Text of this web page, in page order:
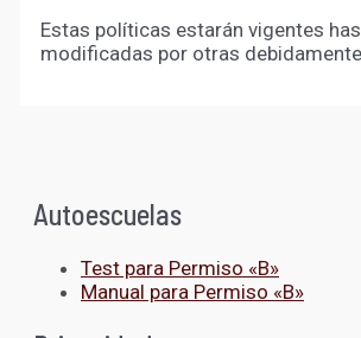
Estas políticas estarán vigentes
modificadas por otras
Autoescuelas
Test para Permiso «B»
Manual para Permiso «B»